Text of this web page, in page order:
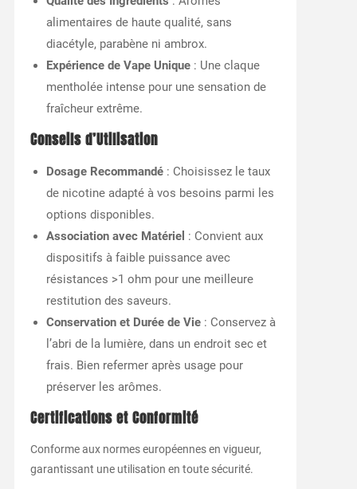
alimentaires de haute qualité, sans
diacétyle, parabène ni ambrox.
Expérience de Vape Unique: Une claque
mentholée intense pour une sensation de
fraîcheur extrême.
Conseils d’Utilisation
Dosage Recommandé: Choisissez le taux
de nicotine adapté à vos besoins parmi les
options disponibles.
Association avec Matériel : Convient aux
dispositifs à faible puissance avec
résistances >1 ohm pour une meilleure
restitution des saveurs.
Conservation et Durée de Vie: Conservez à
l’abri de la lumière, dans un endroit sec et
frais. Bien refermer après usage pour
préserver les arômes.
Certifications et Conformité
Conforme aux normes européennes en vigueur,
garantissant une utilisation en toute sécurité.